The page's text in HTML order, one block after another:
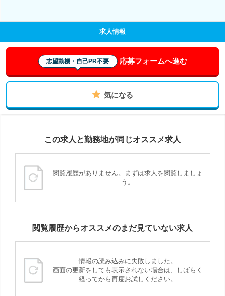
求人情報
志望動機・自己PR不要 応募フォームへ進む
気になる
この求人と勤務地が同じオススメ求人
閲覧履歴がありません。まずは求人を閲覧しましょ
う。
閲覧履歴からオススメのまだ見ていない求人
情報の読み込みに失敗しました。
画面の更新をしても表示されない場合は、しばらく
経ってから再度お試しください。